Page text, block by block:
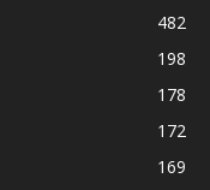
482
198
178
172
169